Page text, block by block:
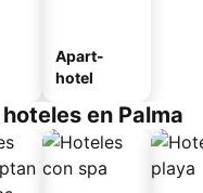
Apart-
hotel
en Palma